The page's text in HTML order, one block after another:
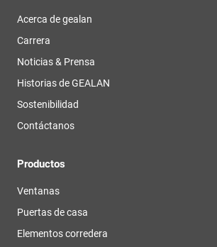
Acerca de gealan
Carrera
Noticias & Prensa
Historias de GEALAN
Sostenibilidad
Contáctanos
Productos
Ventanas
Puertas de casa
Elementos corredera